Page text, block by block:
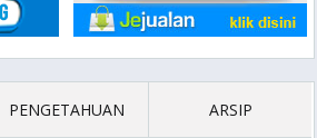
PENGETAHUAN ARSIP